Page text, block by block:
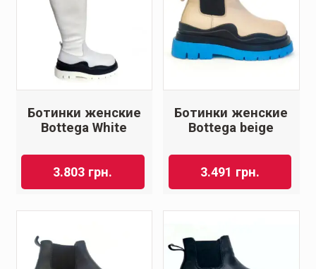
Ботинки женские
Bottеga White
3.803 грн.
Ботинки женские
Bottеga beige
3.491 грн.